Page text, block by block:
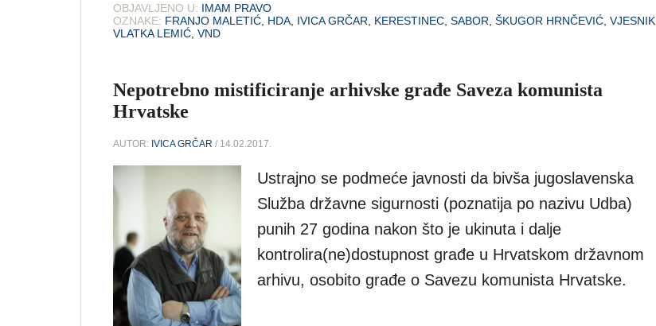
OBJAVLJENO U: IMAM PRAVO
OZNAKE: FRANJO MALETIĆ HDA IVICA GRČAR KERESTINEC SABOR ŠKUGOR HRNČEVIĆ VJESNIK
VLATKA LEMIĆ VND
Nepotrebno mistificiranje arhivske građe Saveza komunista
Hrvatske
AUTOR: IVICA GRČAR / 14.02.2017.
Ustrajno se podmeće javnosti da bivša jugoslavenska
Služba državne sigurnosti (poznatija po nazivu Udba)
punih 27 godina nakon što je ukinuta i dalje
kontrolira(ne)dostupnost građe u Hrvatskom državnom
arhivu, osobito građe o Savezu komunista Hrvatske.